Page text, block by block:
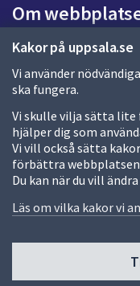
Kakor på uppsala.se
Vi använder
ska fungera.
Vi skulle vilja sätta
hjälper dig som
Vi vill också sätta
förbättra
Du kan när du vill
Läs om vilka kakor vi
d
a
Om
Om webbplatsen
Allmänna handlingar
Behandling av
Kakor
Språk (other